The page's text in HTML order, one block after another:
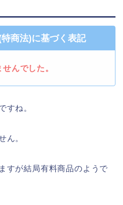
商法)に基づく表記
んでした。
すね。
ん。
すが結局有料商品のようで